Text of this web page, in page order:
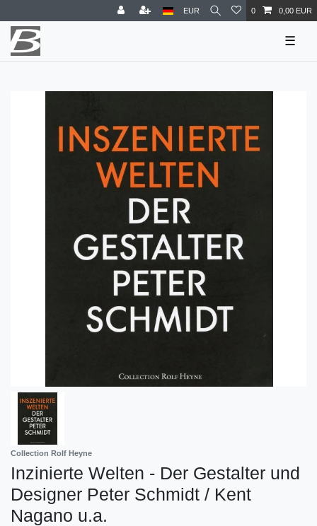
EUR 0 0,00 EUR
☰
Collection Rolf Heyne
Inzinierte Welten - Der Gestalter und
Designer Peter Schmidt / Kent
Nagano u.a.